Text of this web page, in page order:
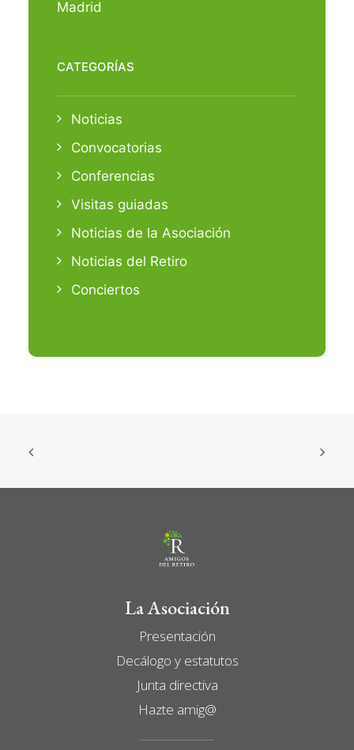
Madrid
CATEGORÍAS
Noticias
Convocatorias
Conferencias
Visitas guiadas
Noticias de la Asociación
Noticias del Retiro
Conciertos
La Asociación
Presentación
Decálogo y estatutos
Junta directiva
Hazte amig@